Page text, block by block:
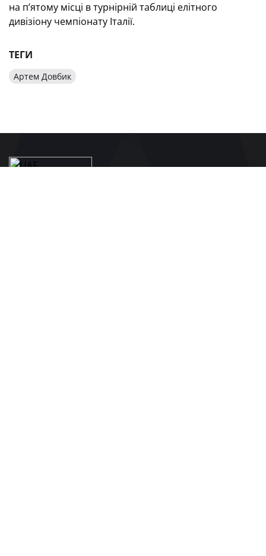
на п’ятому місці в турнірній таблиці елітного
дивізіону чемпіонату Італії.
ТЕГИ
Артем Довбик